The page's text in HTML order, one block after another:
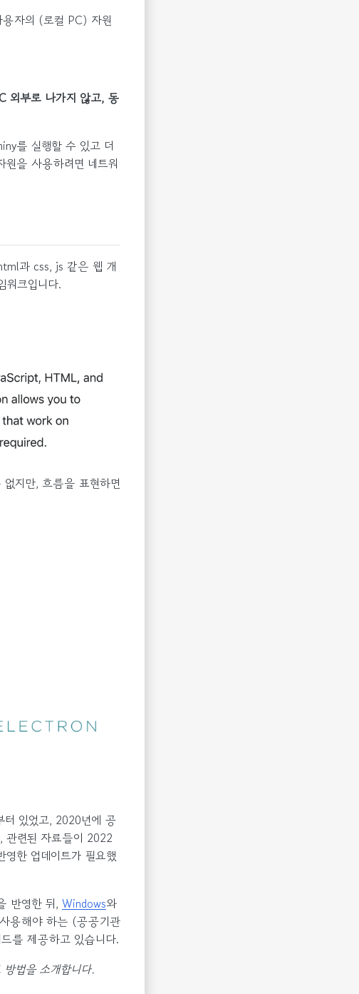
자의 (로컬 PC) 자원
외부로 나가지 않고, 동
를 실행할 수 있고 더
을 사용하려면 네트워
과 css, js 같은 웹 개
워크입니다.
지만, 흐름을 표현하면
있었고, 2020년에 공
관련된 자료들이 2022
한 업데이트가 필요했
반영한 뒤, Windows와
용해야 하는 (공공기관
를 제공하고 있습니다.
법을 소개합니다.